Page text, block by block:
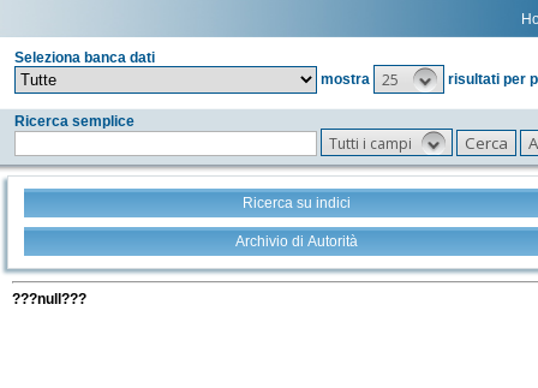
Seleziona banca dati
mostra
25 risultati per
Ricerca semplice
Tutti i campi
Ricerca su indici
Archivio di Autorità
???null???